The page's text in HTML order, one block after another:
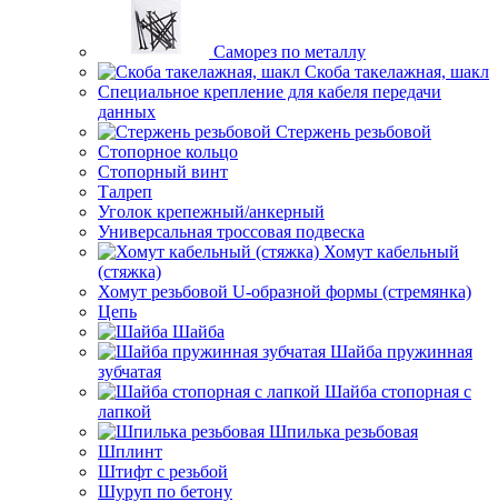
Саморез по металлу
Скоба такелажная, шакл
Специальное крепление для кабеля передачи
данных
Стержень резьбовой
Стопорное кольцо
Стопорный винт
Талреп
Уголок крепежный/анкерный
Универсальная троссовая подвеска
Хомут кабельный
(стяжка)
Хомут резьбовой U-образной формы (стремянка)
Цепь
Шайба
Шайба пружинная
зубчатая
Шайба стопорная с
лапкой
Шпилька резьбовая
Шплинт
Штифт с резьбой
Шуруп по бетону